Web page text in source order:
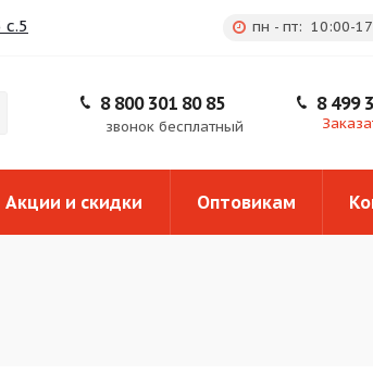
пн - пт: 10:00-
8 800 301 80 85
звонок бесплатный
8 499
Акции и скидки Оптовикам